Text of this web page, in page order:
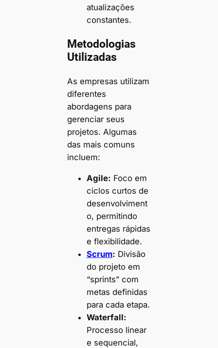
atualizações
constantes.
Metodologias
Utilizadas
As empresas utilizam
diferentes
abordagens para
gerenciar seus
projetos. Algumas
das mais comuns
incluem:
Agile: Foco em
ciclos curtos de
desenvolviment
o, permitindo
entregas rápidas
e flexibilidade.
Scrum: Divisão
do projeto em
“sprints” com
metas definidas
para cada etapa.
Waterfall:
Processo linear
e sequencial,